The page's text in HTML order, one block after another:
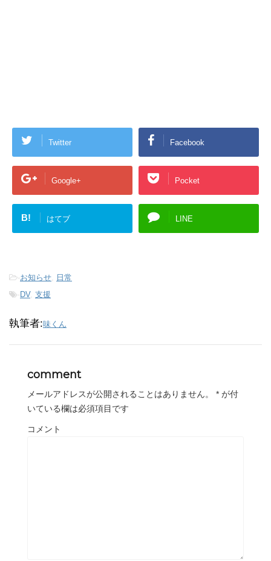
Twitter Facebook
Google+ Pocket
B! はてブ LINE
-お知らせ, 日常
-DV, 支援
執筆者:味くん
comment
メールアドレスが公開されることはありません。 * が付
いている欄は必須項目です
コメント